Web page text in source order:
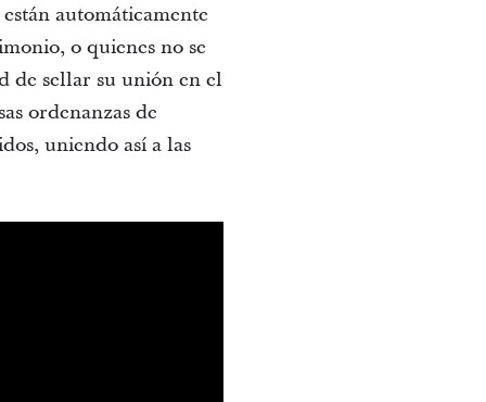
automáticamente
o quienes no se
de sellar su unión en el
ordenanzas de
uniendo así a las